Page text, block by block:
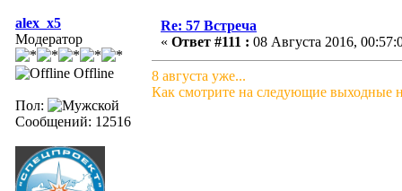
alex_x5
Модератор
Offline
Пол:
Сообщений: 12516
Re: 57 Встреча
« Ответ #111 : 08 Августа 2016,
8 августа уже...
Как смотрите на следующие выходные